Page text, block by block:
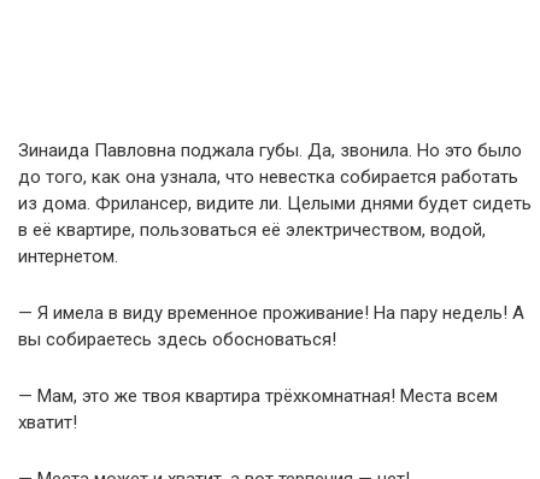
Зинаида Павловна поджала губы. Да, звонила. Но это было
до того, как она узнала, что невестка собирается работать
из дома. Фрилансер, видите ли. Целыми днями будет сидеть
в её квартире, пользоваться её электричеством, водой,
интернетом.
— Я имела в виду временное проживание! На пару недель! А
вы собираетесь здесь обосноваться!
— Мам, это же твоя квартира трёхкомнатная! Места всем
хватит!